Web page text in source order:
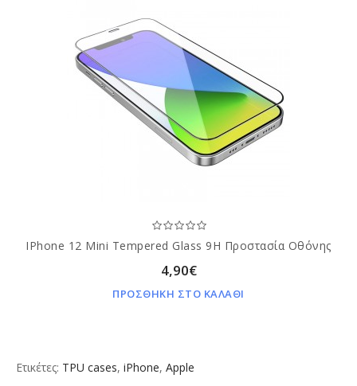
IPhone 12 Mini Tempered Glass 9H Προστασία Οθόνης
4,90€
ΠΡΟΣΘΗΚΗ ΣΤΟ ΚΑΛΑΘΙ
Ετικέτες: TPU cases, iPhone, Apple